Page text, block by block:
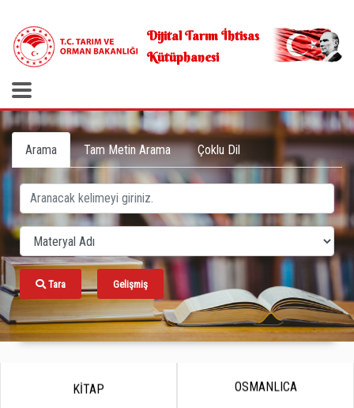
Dijital Tarım İhtisas
Kütüphanesi
Arama Tam Metin Arama Çoklu Dil
Tara Gelişmiş
KİTAP OSMANLICA